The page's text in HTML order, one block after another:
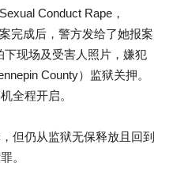
Conduct Rape，
完成后，警方发给了她报案
下现场及受害人照片，嫌犯
County）监狱关押。
全程开启。
但仍从监狱无保释放且回到
。